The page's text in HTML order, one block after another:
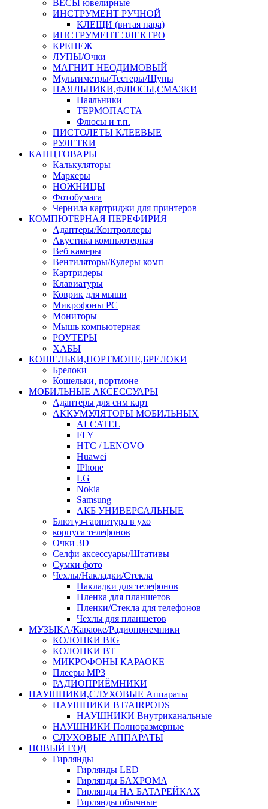
ВЕСЫ ювелирные
ИНСТРУМЕНТ РУЧНОЙ
КЛЕЩИ (витая пара)
ИНСТРУМЕНТ ЭЛЕКТРО
КРЕПЕЖ
ЛУПЫ/Очки
МАГНИТ НЕОДИМОВЫЙ
Мультиметры/Тестеры/Щупы
ПАЯЛЬНИКИ,ФЛЮСЫ,СМАЗКИ
Паяльники
ТЕРМОПАСТА
Флюсы и т.п.
ПИСТОЛЕТЫ КЛЕЕВЫЕ
РУЛЕТКИ
КАНЦТОВАРЫ
Калькуляторы
Маркеры
НОЖНИЦЫ
Фотобумага
Чернила картриджи для принтеров
КОМПЮТЕРНАЯ ПЕРЕФИРИЯ
Адаптеры/Контроллеры
Акустика компьютерная
Веб камеры
Вентиляторы/Кулеры комп
Картридеры
Клавиатуры
Коврик для мыши
Микрофоны PC
Мониторы
Мышь компьютерная
РОУТЕРЫ
ХАБЫ
КОШЕЛЬКИ,ПОРТМОНЕ,БРЕЛОКИ
Брелоки
Кошельки, портмоне
МОБИЛЬНЫЕ АКСЕССУАРЫ
Адаптеры для сим карт
АККУМУЛЯТОРЫ МОБИЛЬНЫХ
ALCATEL
FLY
HTC / LENOVO
Huawei
IPhone
LG
Nokia
Samsung
АКБ УНИВЕРСАЛЬНЫЕ
Блютуз-гарнитура в ухо
корпуса телефонов
Очки 3D
Селфи аксессуары/Штативы
Сумки фото
Чехлы/Накладки/Стекла
Накладки для телефонов
Пленка для планшетов
Пленки/Стекла для телефонов
Чехлы для планшетов
МУЗЫКА/Караоке/Радиоприемники
КОЛОНКИ BIG
КОЛОНКИ BT
МИКРОФОНЫ КАРАОКЕ
Плееры MP3
РАДИОПРИЁМНИКИ
НАУШНИКИ,СЛУХОВЫЕ Аппараты
НАУШНИКИ BT/AIRPODS
НАУШНИКИ Внутриканальные
НАУШНИКИ Полноразмерные
СЛУХОВЫЕ АППАРАТЫ
НОВЫЙ ГОД
Гирлянды
Гирлянды LED
Гирлянды БАХРОМА
Гирлянды НА БАТАРЕЙКАХ
Гирлянды обычные